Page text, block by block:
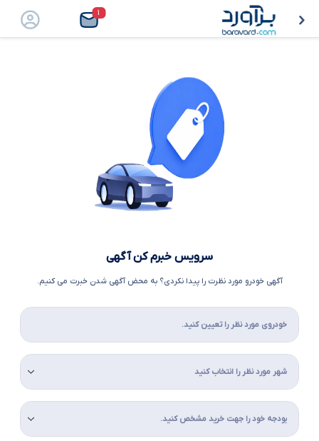
سرویس خبرم کن آگهی
آگهی خودرو مورد نظرت را پیدا نکردی؟ به محض آگهی شدن خبرت می کنیم.